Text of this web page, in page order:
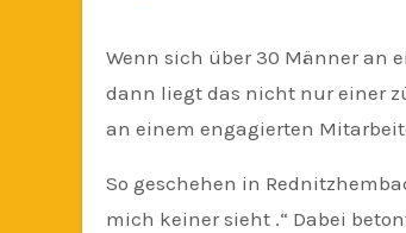
Wenn sich über 30 Männer an einem sonnigen Samstagvormittag in ein Gemeindehaus einladen lassen,
dann liegt das nicht nur einer
an einem engagierten
So geschehen in
mich keiner sieht .“ Dabei